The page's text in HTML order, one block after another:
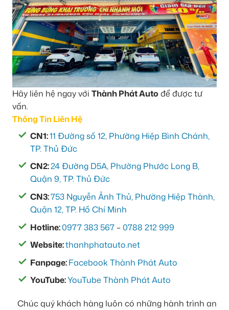
Hãy liên hệ ngay với Thành Phát Auto để được tư
vấn.
Thông Tin Liên Hệ
CN1:11 Đường số 12, Phường Hiệp Bình Chánh,
TP. Thủ Đức
CN2:24 Đường D5A, Phường Phước Long B,
Quận 9, TP. Thủ Đức
CN3:753 Nguyễn Ảnh Thủ, Phường Hiệp Thành,
Quận 12, TP. Hồ Chí Minh
Hotline:0977 383 567 –0788 212 999
Website:thanhphatauto.net
Fanpage:Facebook Thành Phát Auto
YouTube:YouTube Thành Phát Auto
Chúc quý khách hàng luôn có những hành trình an